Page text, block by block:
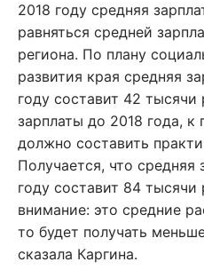
2018 году средняя
равняться средней
региона. По плану
развития края средняя
году составит 42
зарплаты до 2018 года,
должно составить
Получается, что средняя
году составит 84
внимание: это средние
то будет получать
сказала Каргина.